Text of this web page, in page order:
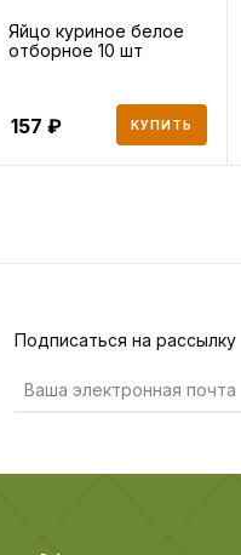
Яйцо куриное белое
отборное 10 шт
157 КУПИТЬ
Подписаться на рассылку